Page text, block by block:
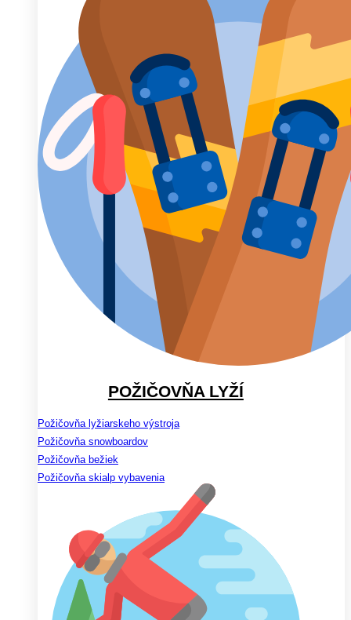
POŽIČOVŇA LYŽÍ
Požičovňa lyžiarskeho výstroja
Požičovňa snowboardov
Požičovňa bežiek
Požičovňa skialp vybavenia